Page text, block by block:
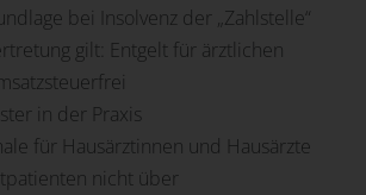
bei Insolvenz der „Zahlstelle“
gilt: Entgelt für ärztlichen
in der Praxis
für Hausärztinnen und Hausärzte
nicht über